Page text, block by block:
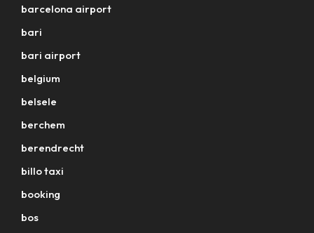
barcelona airport
bari
bari airport
belgium
belsele
berchem
berendrecht
billo taxi
booking
bos